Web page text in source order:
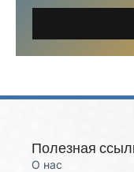
Полезная
О нас